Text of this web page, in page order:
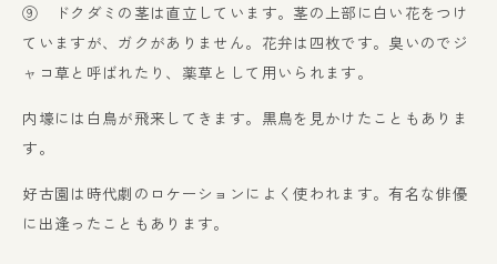
⑨ ドクダミの茎は直立しています。茎の上部に白い花をつけ
ていますが、ガクがありません。花弁は四枚です。臭いのでジ
ャコ草と呼ばれたり、薬草として用いられます。
内壕には白鳥が飛来してきます。黒鳥を見かけたこともありま
す。
好古園は時代劇のロケーションによく使われます。有名な俳優
に出逢ったこともあります。